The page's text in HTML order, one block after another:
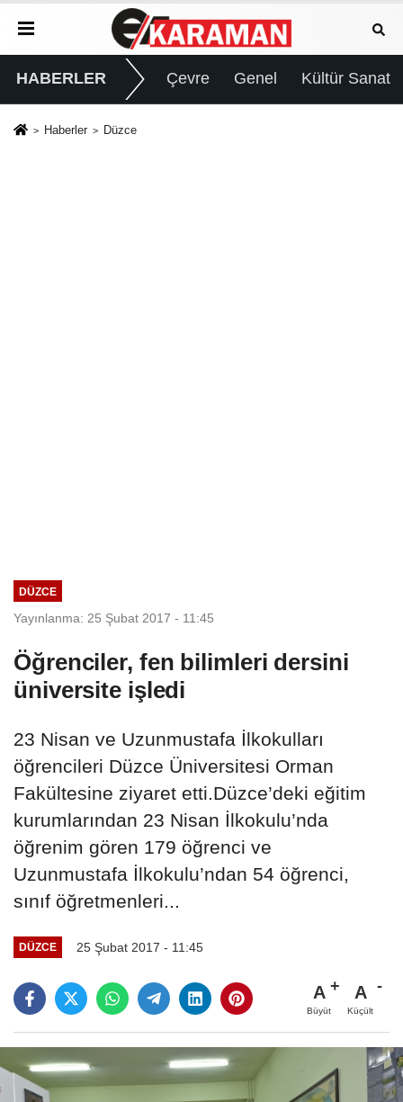
HABERLER Çevre Genel Kültür Sanat
Haberler Düzce
DÜZCE
Yayınlanma: 25 Şubat 2017 - 11:45
Öğrenciler, fen bilimleri dersini
üniversite işledi
23 Nisan ve Uzunmustafa İlkokulları
öğrencileri Düzce Üniversitesi Orman
Fakültesine ziyaret etti.Düzce’deki eğitim
kurumlarından 23 Nisan İlkokulu’nda
öğrenim gören 179 öğrenci ve
Uzunmustafa İlkokulu’ndan 54 öğrenci,
sınıf öğretmenleri...
DÜZCE 25 Şubat 2017 - 11:45
A
Büyüt
A
Küçült